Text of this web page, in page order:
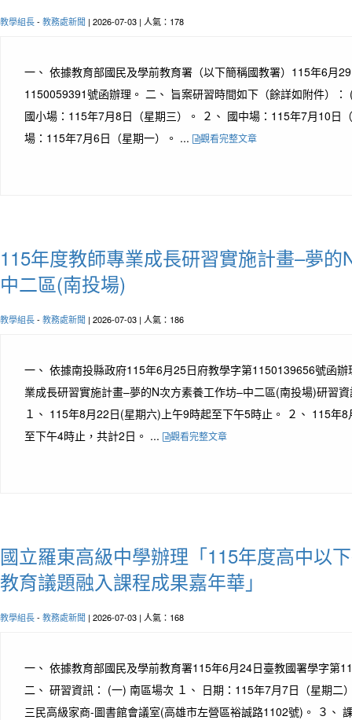
教學組長- 教務處新聞 | 2026-07-03 | 人氣：178
一、 依據教育部國民及學前教育署（以下簡稱國教署）115年6月
1150059391號函辦理。 二、 旨案研習時間如下（餘詳如附件）
國小場：115年7月8日（星期三）。 ２、 國中場：115年7月10日
場：115年7月6日（星期一）。 ...
觀看完整文章
115年度教師專業成長研習實施計畫–夢的
中二區(南投場)
教學組長- 教務處新聞 | 2026-07-03 | 人氣：186
一、 依據南投縣政府115年6月25日府教學字第1150139656號函
業成長研習實施計畫–夢的N次方素養工作坊–中二區(南投場)研習
１、 115年8月22日(星期六)上午9時起至下午5時止。 ２、 115年
至下午4時止，共計2日。 ...
觀看完整文章
國立羅東高級中學辦理「115年度高中以
教育議題融入課程成果嘉年華」
教學組長- 教務處新聞 | 2026-07-03 | 人氣：168
一、 依據教育部國民及學前教育署115年6月24日臺教國署學字第
二、 研習資訊： (一) 南區場次 １、 日期：115年7月7日（星期二
三民高級家商-圖書館會議室(高雄市左營區裕誠路1102號)。 ３、